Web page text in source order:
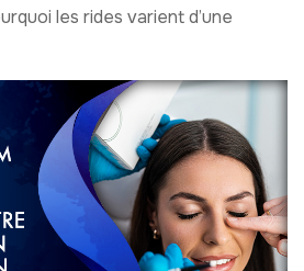
les rides varient d’une